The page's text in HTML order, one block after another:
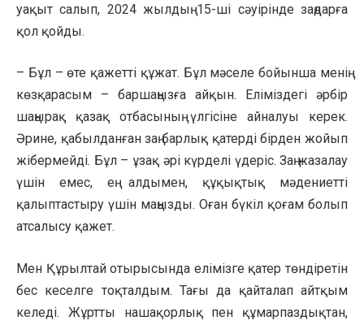
уақыт салып, 2024 жылдың 15-ші сәуірінде заңдарға
қол қойды.
– Бұл – өте қажетті құжат. Бұл мәселе бойынша менің
көзқарасым – баршаңызға айқын. Еліміздегі әрбір
шаңырақ қазақ отбасының үлгісіне айналуы керек.
Әрине, қабылданған заң барлық қатерді бірден жойып
жібермейді. Бұл – ұзақ әрі күрделі үдеріс. Заң жазалау
үшін емес, ең алдымен, құқықтық мәдениетті
қалыптастыру үшін маңызды. Оған бүкіл қоғам болып
атсалысу қажет.
Мен Құрылтай отырысында елімізге қатер төндіретін
бес кеселге тоқталдым. Тағы да қайталап айтқым
келеді. Жұртты нашақорлық пен құмарпаздықтан,